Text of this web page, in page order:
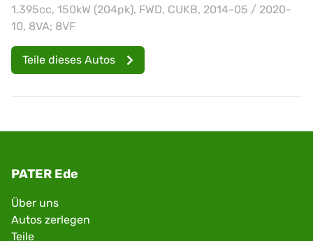
1.395cc, 150kW (204pk), FWD, CUKB, 2014-05 / 2020-
10, 8VA; 8VF
Teile dieses Autos
PATER Ede
Über uns
Autos zerlegen
Teile